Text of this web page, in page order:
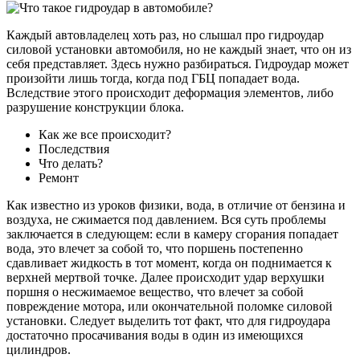
Каждый автовладелец хоть раз, но слышал про гидроудар
силовой установки автомобиля, но не каждый знает, что он из
себя представляет. Здесь нужно разбираться. Гидроудар может
произойти лишь тогда, когда под ГБЦ попадает вода.
Вследствие этого происходит деформация элементов, либо
разрушение конструкции блока.
Как же все происходит?
Последствия
Что делать?
Ремонт
Как известно из уроков физики, вода, в отличие от бензина и
воздуха, не сжимается под давлением. Вся суть проблемы
заключается в следующем: если в камеру сгорания попадает
вода, это влечет за собой то, что поршень постепенно
сдавливает жидкость в тот момент, когда он поднимается к
верхней мертвой точке. Далее происходит удар верхушки
поршня о несжимаемое вещество, что влечет за собой
повреждение мотора, или окончательной поломке силовой
установки. Следует выделить тот факт, что для гидроудара
достаточно просачивания воды в один из имеющихся
цилиндров.